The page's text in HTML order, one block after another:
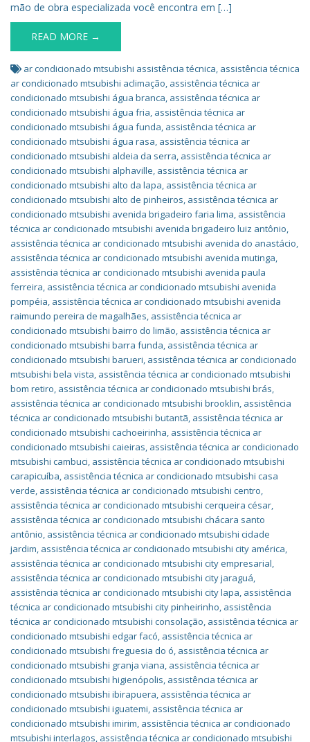
mão de obra especializada você encontra em […]
READ MORE →
ar condicionado mtsubishi assistência técnica, assistência técnica
ar condicionado mtsubishi aclimação, assistência técnica ar
condicionado mtsubishi água branca, assistência técnica ar
condicionado mtsubishi água fria, assistência técnica ar
condicionado mtsubishi água funda, assistência técnica ar
condicionado mtsubishi água rasa, assistência técnica ar
condicionado mtsubishi aldeia da serra, assistência técnica ar
condicionado mtsubishi alphaville, assistência técnica ar
condicionado mtsubishi alto da lapa, assistência técnica ar
condicionado mtsubishi alto de pinheiros, assistência técnica ar
condicionado mtsubishi avenida brigadeiro faria lima, assistência
técnica ar condicionado mtsubishi avenida brigadeiro luiz antônio,
assistência técnica ar condicionado mtsubishi avenida do anastácio,
assistência técnica ar condicionado mtsubishi avenida mutinga,
assistência técnica ar condicionado mtsubishi avenida paula
ferreira, assistência técnica ar condicionado mtsubishi avenida
pompéia, assistência técnica ar condicionado mtsubishi avenida
raimundo pereira de magalhães, assistência técnica ar
condicionado mtsubishi bairro do limão, assistência técnica ar
condicionado mtsubishi barra funda, assistência técnica ar
condicionado mtsubishi barueri, assistência técnica ar condicionado
mtsubishi bela vista, assistência técnica ar condicionado mtsubishi
bom retiro, assistência técnica ar condicionado mtsubishi brás,
assistência técnica ar condicionado mtsubishi brooklin, assistência
técnica ar condicionado mtsubishi butantã, assistência técnica ar
condicionado mtsubishi cachoeirinha, assistência técnica ar
condicionado mtsubishi caieiras, assistência técnica ar condicionado
mtsubishi cambuci, assistência técnica ar condicionado mtsubishi
carapicuíba, assistência técnica ar condicionado mtsubishi casa
verde, assistência técnica ar condicionado mtsubishi centro,
assistência técnica ar condicionado mtsubishi cerqueira césar,
assistência técnica ar condicionado mtsubishi chácara santo
antônio, assistência técnica ar condicionado mtsubishi cidade
jardim, assistência técnica ar condicionado mtsubishi city américa,
assistência técnica ar condicionado mtsubishi city empresarial,
assistência técnica ar condicionado mtsubishi city jaraguá,
assistência técnica ar condicionado mtsubishi city lapa, assistência
técnica ar condicionado mtsubishi city pinheirinho, assistência
técnica ar condicionado mtsubishi consolação, assistência técnica ar
condicionado mtsubishi edgar facó, assistência técnica ar
condicionado mtsubishi freguesia do ó, assistência técnica ar
condicionado mtsubishi granja viana, assistência técnica ar
condicionado mtsubishi higienópolis, assistência técnica ar
condicionado mtsubishi ibirapuera, assistência técnica ar
condicionado mtsubishi iguatemi, assistência técnica ar
condicionado mtsubishi imirim, assistência técnica ar condicionado
mtsubishi interlagos, assistência técnica ar condicionado mtsubishi